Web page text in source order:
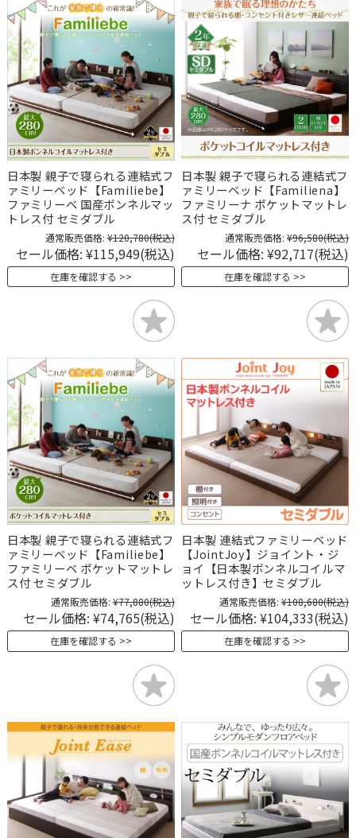
日本製 親子で寝られる連結式フ
ァミリーベッド【Familiebe】
ファミリーベ 国産ボンネルマッ
トレス付 セミダブル
通常販売価格: ¥120,780(税込)
セール価格: ¥115,949(税込)
在庫を確認する
日本製 親子で寝られる連結式フ
ァミリーベッド【Familiena】
ファミリーナ ポケットマットレ
ス付 セミダブル
通常販売価格: ¥96,580(税込)
セール価格: ¥92,717(税込)
在庫を確認する
日本製 親子で寝られる連結式フ
ァミリーベッド【Familiebe】
ファミリーベ ポケットマットレ
ス付 セミダブル
通常販売価格: ¥77,880(税込)
セール価格: ¥74,765(税込)
在庫を確認する
日本製 連結式ファミリーベッド
【JointJoy】ジョイント・ジ
ョイ【日本製ボンネルコイルマ
ットレス付き】セミダブル
通常販売価格: ¥108,680(税込)
セール価格: ¥104,333(税込)
在庫を確認する